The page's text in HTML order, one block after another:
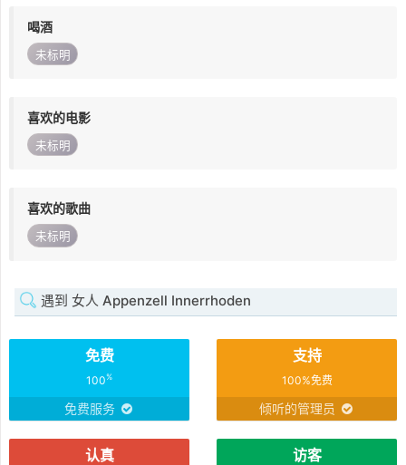
喝酒
未标明
喜欢的电影
未标明
喜欢的歌曲
未标明
遇到 女人 Appenzell Innerrhoden
免费
100%
免费服务
支持
100%免费
倾听的管理员
认真 访客